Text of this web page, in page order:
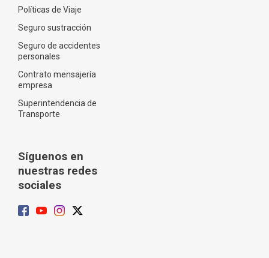
Políticas de Viaje
Seguro sustracción
Seguro de accidentes
personales
Contrato mensajería
empresa
Superintendencia de
Transporte
Síguenos en
nuestras redes
sociales